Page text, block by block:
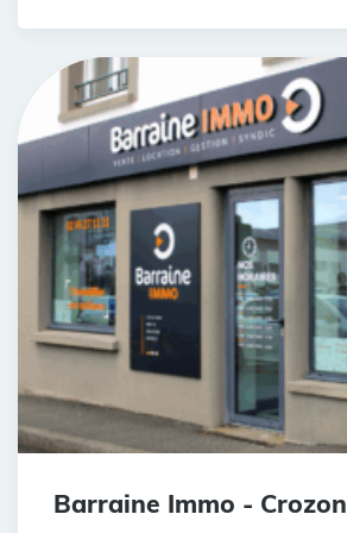
Barraine Immo - Crozon